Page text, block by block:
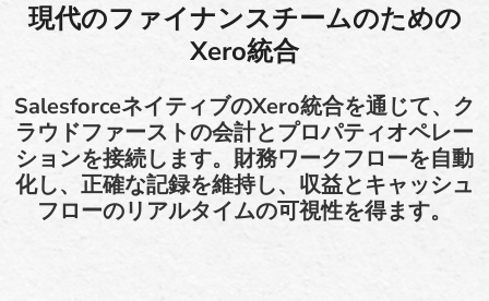
現代のファイナンスチームのための
Xero統合
SalesforceネイティブのXero統合を通じて、ク
ラウドファーストの会計とプロパティオペレー
ションを接続します。財務ワークフローを自動
化し、正確な記録を維持し、収益とキャッシュ
フローのリアルタイムの可視性を得ます。